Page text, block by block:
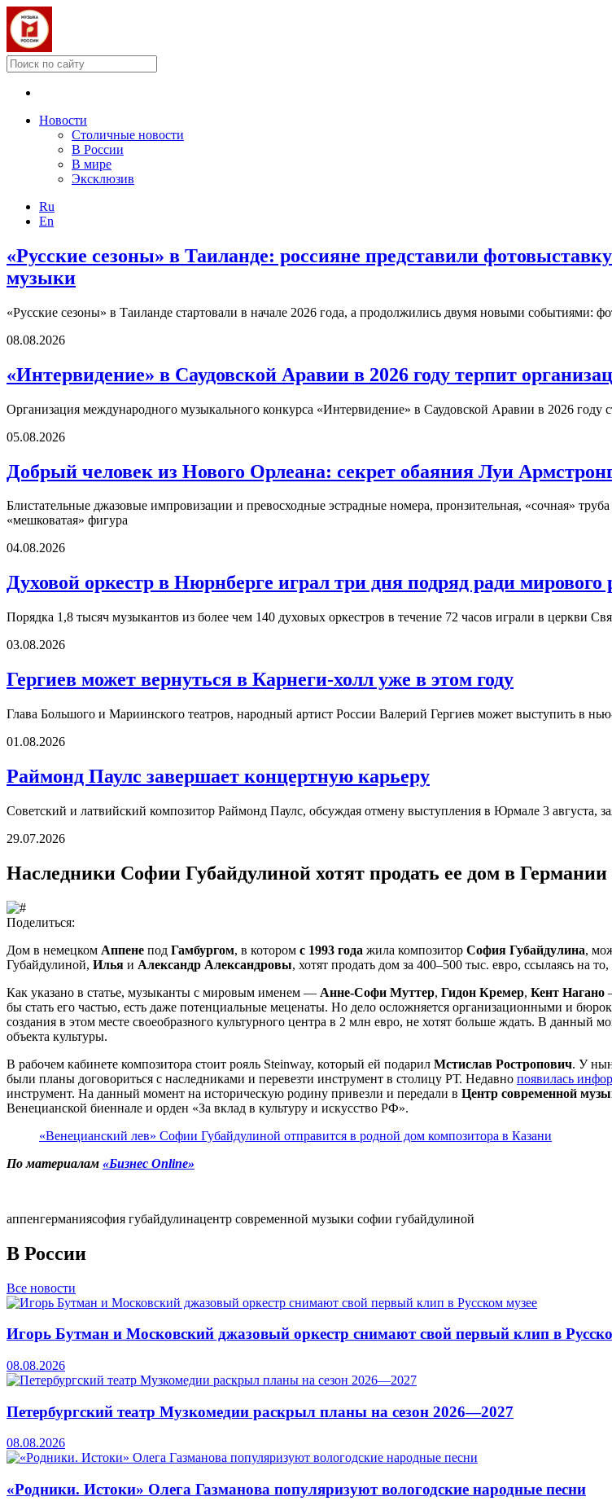
Новости
Столичные новости
В России
В мире
Эксклюзив
Ru
En
«Русские сезоны» в Таиланде: россияне представили
музыки
«Русские сезоны» в Таиланде стартовали в начале 2026 года, а продолжились двумя новыми событиями:
08.08.2026
«Интервидение» в Саудовской Аравии в 2026 году терпит
Организация международного музыкального конкурса «Интервидение» в Саудовской Аравии в 2026
05.08.2026
Добрый человек из Нового Орлеана: секрет обаяния Луи
Блистательные джазовые импровизации и превосходные эстрадные номера, пронзительная, «сочная»
«мешковатая» фигура
04.08.2026
Духовой оркестр в Нюрнберге играл три дня подряд ради мирового
Порядка 1,8 тысяч музыкантов из более чем 140 духовых оркестров в течение 72 часов играли в церкви
03.08.2026
Гергиев может вернуться в Карнеги-холл уже в этом году
Глава Большого и Мариинского театров, народный артист России Валерий Гергиев может выступить в
01.08.2026
Раймонд Паулс завершает концертную карьеру
Советский и латвийский композитор Раймонд Паулс, обсуждая отмену выступления в Юрмале 3 августа,
29.07.2026
Наследники Софии Губайдулиной хотят продать ее дом в Германии
Поделиться:
Дом в немецком Аппене под Гамбургом, в котором с 1993 года жила композитор София Губайдулина,
Губайдулиной, Илья и Александр Александровы, хотят продать дом за 400–500 тыс. евро, ссылаясь на
Как указано в статье, музыканты с мировым именем — Анне-Софи Муттер, Гидон Кремер, Кент Нагано
бы стать его частью, есть даже потенциальные меценаты. Но дело осложняется организационными и
создания в этом месте своеобразного культурного центра в 2 млн евро, не хотят больше ждать. В
объекта культуры.
В рабочем кабинете композитора стоит рояль Steinway, который ей подарил Мстислав Ростропович. У
были планы договориться с наследниками и перевезти инструмент в столицу РТ. Недавно появилась
инструмент. На данный момент на историческую родину привезли и передали в Центр современной
Венецианской биеннале и орден «За вклад в культуру и искусство РФ».
«Венецианский лев» Софии Губайдулиной отправится в родной дом композитора в Казани
По материалам «Бизнес Online»
аппенгерманиясофия губайдулинацентр современной музыки софии губайдулиной
В России
Все новости
Игорь Бутман и Московский джазовый оркестр снимают свой первый клип в
08.08.2026
Петербургский театр Музкомедии раскрыл планы на сезон 2026—2027
08.08.2026
«Родники. Истоки» Олега Газманова популяризуют вологодские народные песни